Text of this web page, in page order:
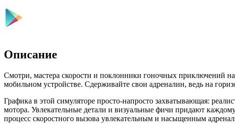
Описание
Смотри, мастера скорости и поклонники гоночных приключений
мобильном устройстве. Сдерживайте свои адреналин, ведь на
Графика в этой симуляторе просто-напросто захватывающая:
мотора. Увлекательные детали и визуальные фичи придают
процесс скоростного вызова увлекательным и насыщенным